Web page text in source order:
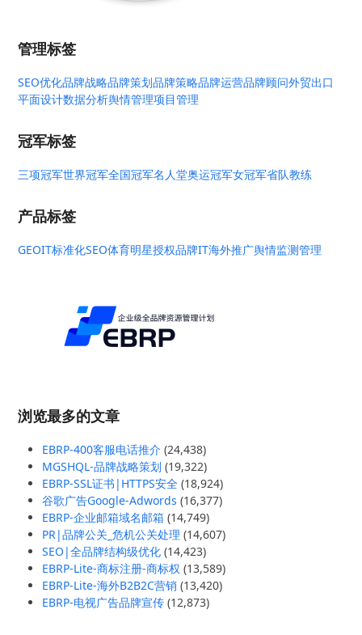
管理标签
SEO优化品牌战略品牌策划品牌策略品牌运营品牌顾问外贸出口
平面设计数据分析舆情管理项目管理
冠军标签
三项冠军世界冠军全国冠军名人堂奥运冠军女冠军省队教练
产品标签
GEOIT标准化SEO体育明星授权品牌IT海外推广舆情监测管理
浏览最多的文章
EBRP-400客服电话推介 (24,438)
MGSHQL-品牌战略策划 (19,322)
EBRP-SSL证书|HTTPS安全 (18,924)
谷歌广告Google-Adwords (16,377)
EBRP-企业邮箱域名邮箱 (14,749)
PR|品牌公关_危机公关处理 (14,607)
SEO|全品牌结构级优化 (14,423)
EBRP-Lite-商标注册-商标权 (13,589)
EBRP-Lite-海外B2B2C营销 (13,420)
EBRP-电视广告品牌宣传 (12,873)